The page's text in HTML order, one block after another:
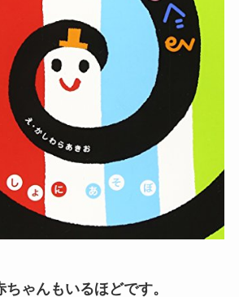
ゃんもいるほどです。